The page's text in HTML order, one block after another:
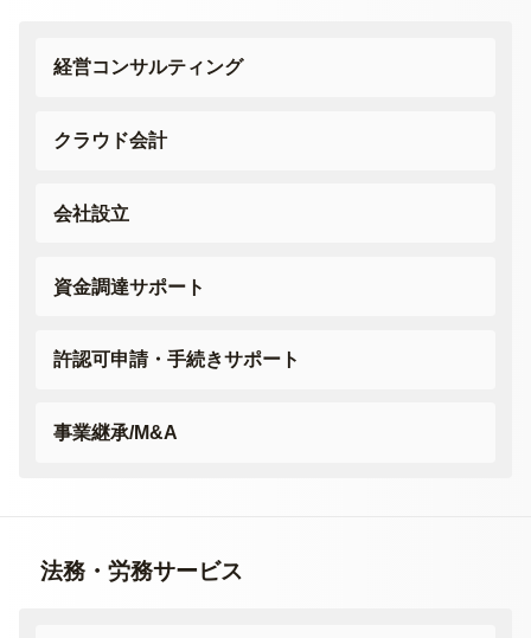
経営コンサルティング
クラウド会計
会社設立
資金調達サポート
許認可申請・手続きサポート
事業継承/M&A
法務・労務サービス